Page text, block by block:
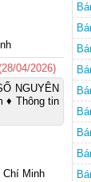
04/2026)
NGUYÊN
♦ Thông tin
Chí Minh